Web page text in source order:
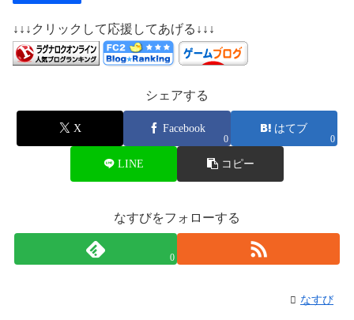
↓↓↓クリックして応援してあげる↓↓↓
シェアする
X Facebook
0
はてブ
0
LINE コピー
なすびをフォローする
0
なすび